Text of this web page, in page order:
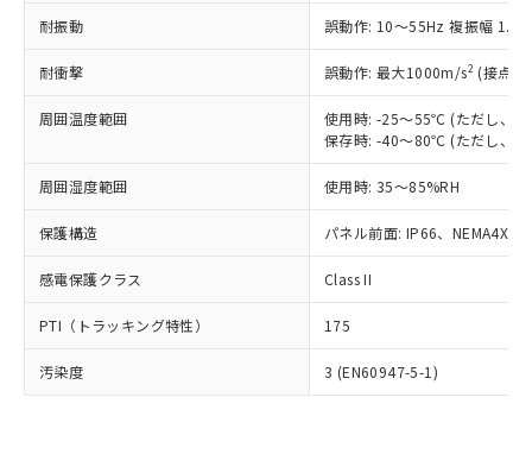
耐振動 誤動作: 10～55Hz 複振幅
耐衝撃 誤動作: 最大1000m/s2 (接点
周囲温度範囲
使用時: -25～55℃ (ただし、氷
保存時: -40～80℃ (ただし、氷
周囲湿度範囲 使用時: 35～85%RH
保護構造 パネル前面: IP66、NEMA4X,
感電保護クラス Class II
PTI（トラッキング特性） 175
汚染度 3 (EN60947-5-1)
正式な納期状況および標準価格はお客
様のお取引先、またはお客様担当のオ
ムロン制御機器販売店・当社販売員に
オムロン制御機器販売店や当社販売拠
販売ネットワーク
」をご確認
在庫状況および標準価格結果を当社の
示しないようお願いします。
マイパーツ機能（部品リスト作成サー
ビス）をご利用いただくには、I-Web
メンバーズにご登録されている必要が
お客様が当ウェブサイト上で当社にご
登録された部品リストについて、当社
ルベンジル（BBP） 1000ppm以下、フタル酸ジブチル
（DBP） 1000ppm以下、フタル酸ジイソブチル
但し、RoHS指令で産業用監視および制御機器に対する
フタル酸エステル類の４物質については閾値を超える意
図的な使用がないことを確認しています。
部品在庫の切り替え状況などにより、予定
月が前後することがあります。
※3 非含有証明書ダウンロード
DBP(フタル酸ジブチル) : 1000ppm、 DIBP(フタル酸ジ
イソブチル) : 1000ppm、 BBP(フタル酸ブチルベンジ
「ｅ」：有害物質（10物質）のすべてが基
準値以下であることを示します。
「10」：通常の使用状況下において有害物
質が外部に漏えいし、環境に深刻な影響を
及ぼさない年数を意味します。
「－」：未確認です。当社販売部門へお問
全に破砕するなど、違法に輸出されな
いよう必要な手段を講じます。
当社は貴社製品を、核兵器、ミサイ
ル、化学兵器、生物兵器またはその他
武器並びにこれらの製造装置等に一切
当社は、貴社製品を第三者に販売する
場合は、上記1、2および3の内容を当
該第三者に通知します。また当社は、
販売先および販売に係わる関係者が違
法に輸出するおそれがある場合は、取
－
在庫なし(最新の在庫状況につ
いては、お客様のお取引先、ま
たはお客様担当のオムロン制御
機器販売店・当社販売員にご確
空
受注生産機種、また在庫状況の
情報を公開していない機種